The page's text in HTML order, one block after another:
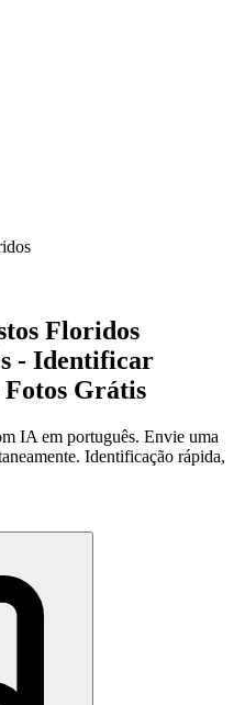
Floridos
- Identificar
Grátis
IA em português. Envie uma
Identificação rápida,